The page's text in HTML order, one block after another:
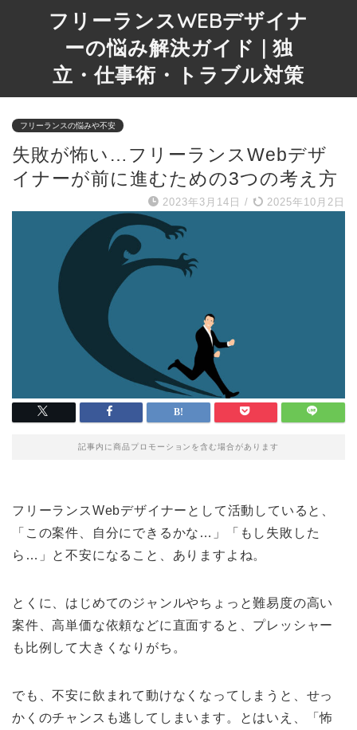
フリーランスWEBデザイナ
ーの悩み解決ガイド | 独
立・仕事術・トラブル対策
フリーランスの悩みや不安
失敗が怖い…フリーランスWebデザ
イナーが前に進むための3つの考え方
2023年3月14日 / 2025年10月2日
記事内に商品プロモーションを含む場合があります
フリーランスWebデザイナーとして活動していると、
「この案件、自分にできるかな…」「もし失敗した
ら…」と不安になること、ありますよね。
とくに、はじめてのジャンルやちょっと難易度の高い
案件、高単価な依頼などに直面すると、プレッシャー
も比例して大きくなりがち。
でも、不安に飲まれて動けなくなってしまうと、せっ
かくのチャンスも逃してしまいます。とはいえ、「怖